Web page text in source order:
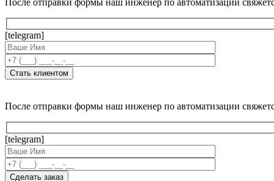
После отправки формы наш инженер по автоматизации
[telegram]
После отправки формы наш инженер по автоматизации
[telegram]